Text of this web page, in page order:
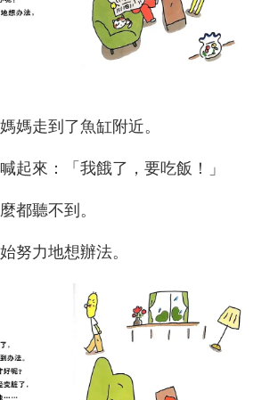
媽走到了魚缸附近。
起來：「我餓了，要吃飯！」
都聽不到。
努力地想辦法。